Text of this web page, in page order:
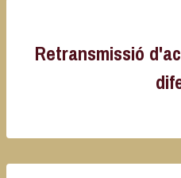
Retransmissió